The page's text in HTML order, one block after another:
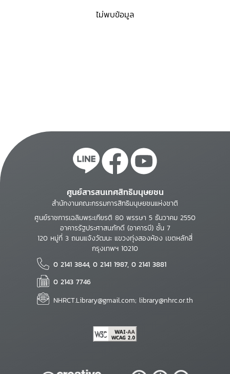
ไม่พบข้อมูล
ศูนย์สารสนเทศสิทธิมนุษยชน
สำนักงานคณะกรรมการสิทธิมนุษยชนแห่งชาติ
ศูนย์ราชการเฉลิมพระเกียรติ 80 พรรษา 5 ธันวาคม 2550
อาคารรัฐประศาสนภักดี (อาคารบี) ชั้น 7
120 หมู่ที่ 3 ถนนแจ้งวัฒนะ แขวงทุ่งสองห้อง เขตหลักสี่
กรุงเทพฯ 10210
0 2141 3844, 0 2141 1987, 0 2141 3881
0 2143 7746
NHRCT.Library@gmail.com; library@nhrc.or.th